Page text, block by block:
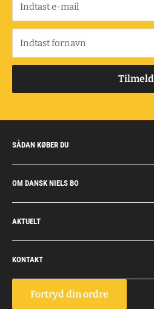
Indtast e-mail
Indtast fornavn
Tilmeld
SÅDAN KØBER DU
Handelsbetingelser
Fragt og retur
Privatkunder/erhverv
Fakturaaftale
OM DANSK NIELS BO
Om Dansk Niels Bo
Privatlivspolitik
Job
Personale
AKTUELT
Personlig rådgivning
Dokumentation
KONTAKT
Dansk Niels Bo
Vognmagervej 10, Snoghøj
Fortryd din ordre